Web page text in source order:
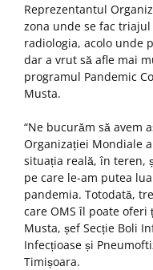
Reprezentantul
zona unde se fac triajul
radiologia, acolo unde
dar a vrut să afle mai
programul Pandemic
Musta.
“Ne bucurăm să avem
Organizației Mondiale
situația reală, în teren,
pe care le-am putea
pandemia. Totodată,
care OMS îl poate oferi
Musta, șef Secție Boli
Infecțioase și
Timișoara.